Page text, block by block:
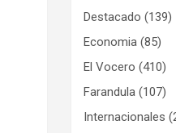
Destacado (139)
Economia (85)
El Vocero (410)
Farandula (107)
Internacionales